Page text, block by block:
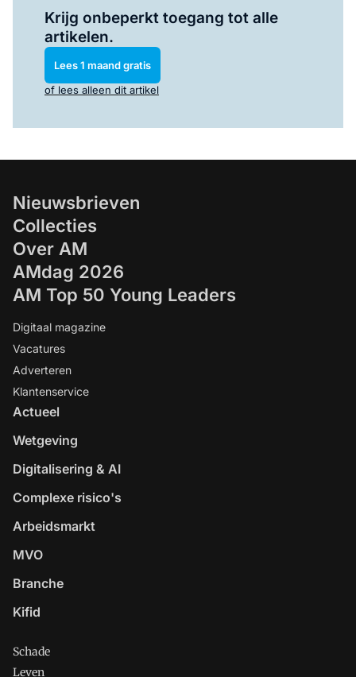
Krijg onbeperkt toegang tot alle
artikelen.
Lees 1 maand gratis
of lees alleen dit artikel
Nieuwsbrieven
Collecties
Over AM
AMdag 2026
AM Top 50 Young Leaders
Digitaal magazine
Vacatures
Adverteren
Klantenservice
Actueel
Wetgeving
Digitalisering & AI
Complexe risico's
Arbeidsmarkt
MVO
Branche
Kifid
Schade
Leven